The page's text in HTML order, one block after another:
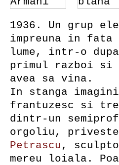
1936. Un grup
impreuna in
lume, intr-o
primul razboi si
avea sa vina.
In stanga
frantuzesc si
dintr-un
orgoliu, priveste
Petrascu ,
mereu loiala.